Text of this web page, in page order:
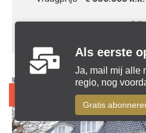
Recent verkocht
Als eerste
Ja, mail mij alle
regio, nog
Gratis